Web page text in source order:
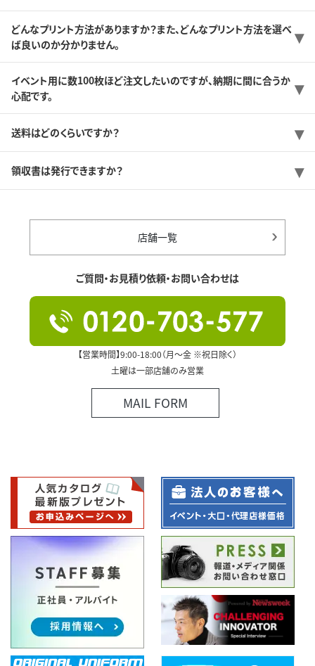
どんなプリント方法がありますか？また、どんなプリント方法を選べ
ば良いのか分かりません。
イベント用に数100枚ほど注文したいのですが、納期に間に合うか
心配です。
送料はどのくらいですか？
領収書は発行できますか？
店舗一覧
ご質問・お見積り依頼・お問い合わせは
【営業時間】9:00-18:00（月～金 ※祝日除く）
土曜は一部店舗のみ営業
MAIL FORM